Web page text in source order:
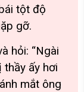
tột độ
gỡ.
hỏi: “Ngài
thầy ấy hơi
mắt ông